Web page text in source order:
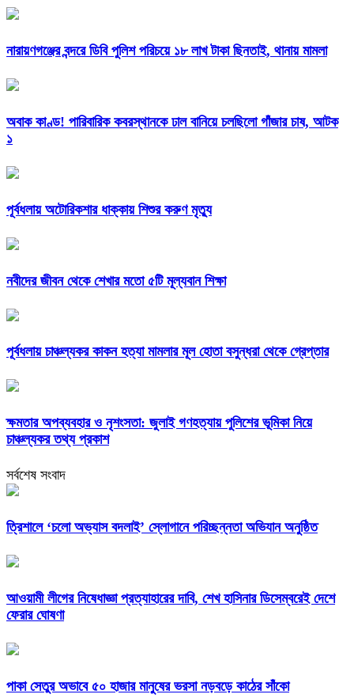
নারায়ণগঞ্জের বন্দরে ডিবি পুলিশ পরিচয়ে ১৮ লাখ টাকা ছিনতাই, থানায় মামলা
অবাক কাণ্ড! পারিবারিক কবরস্থানকে ঢাল বানিয়ে চলছিলো গাঁজার চাষ, আটক
১
পূর্বধলায় অটোরিকশার ধাক্কায় শিশুর করুণ মৃত্যু
নবীদের জীবন থেকে শেখার মতো ৫টি মূল্যবান শিক্ষা
পূর্বধলায় চাঞ্চল্যকর কাকন হত্যা মামলার মূল হোতা বসুন্ধরা থেকে গ্রেপ্তার
ক্ষমতার অপব্যবহার ও নৃশংসতা: জুলাই গণহত্যায় পুলিশের ভূমিকা নিয়ে
চাঞ্চল্যকর তথ্য প্রকাশ
সর্বশেষ সংবাদ
‎ত্রিশালে ‘চলো অভ্যাস বদলাই’ স্লোগানে পরিচ্ছন্নতা অভিযান অনুষ্ঠিত
আওয়ামী লীগের নিষেধাজ্ঞা প্রত্যাহারের দাবি, শেখ হাসিনার ডিসেম্বরেই দেশে
ফেরার ঘোষণা
পাকা সেতুর অভাবে ৫০ হাজার মানুষের ভরসা নড়বড়ে কাঠের সাঁকো